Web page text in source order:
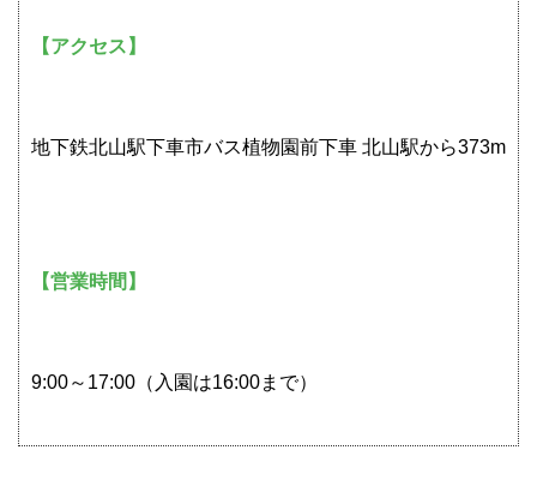
【アクセス】
地下鉄北山駅下車市バス植物園前下車 北山駅から373m
【営業時間】
9:00～17:00（入園は16:00まで）